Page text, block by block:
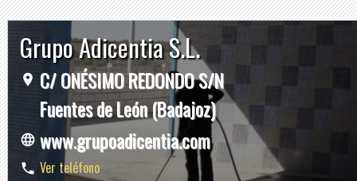
Grupo Adicentia S.L.
C/ ONÉSIMO REDONDO S/N
Fuentes de León (Badajoz)
www.grupoadicentia.com
Ver teléfono